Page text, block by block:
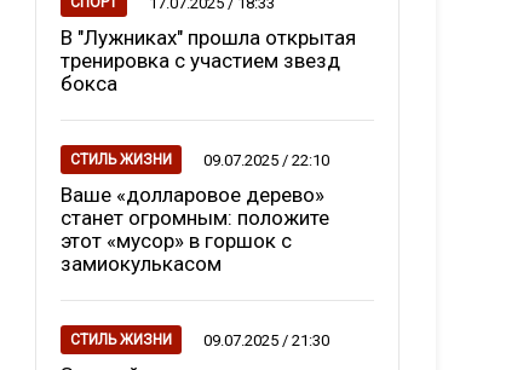
В "Лужниках" прошла открытая
тренировка с участием звезд
бокса
СТИЛЬ ЖИЗНИ 09.07.2025 / 22:10
Ваше «долларовое дерево»
станет огромным: положите
этот «мусор» в горшок с
замиокулькасом
СТИЛЬ ЖИЗНИ 09.07.2025 / 21:30